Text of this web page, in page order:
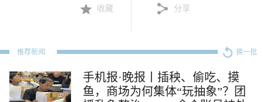
收藏 分享
推荐新闻 换一批
手机报·晚报丨插秧、偷吃、摸
鱼，商场为何集体“玩抽象”？团